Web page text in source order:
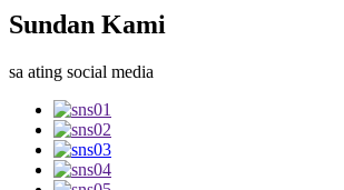
Sundan Kami
sa ating social media